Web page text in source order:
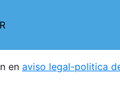
en aviso legal-politica